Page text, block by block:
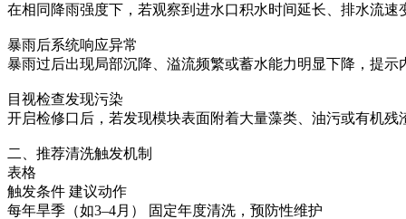
在相同降雨强度下，若观察到进水口积水时间延长、排水流
暴雨后系统响应异常‌
暴雨过后出现局部沉降、溢流频繁或蓄水能力明显下降，提
目视检查发现污染‌
开启检修口后，若发现模块表面附着大量藻类、油污或有机
二、推荐清洗触发机制
表格
触发条件 建议动作
每年旱季（如3–4月） 固定年度清洗，预防性维护